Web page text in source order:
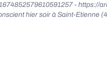
- https://archive.li/wip/JDvQq Le père
hier soir à Saint-Etienne
by Islamic race rioters last night in
into complete anarchy -